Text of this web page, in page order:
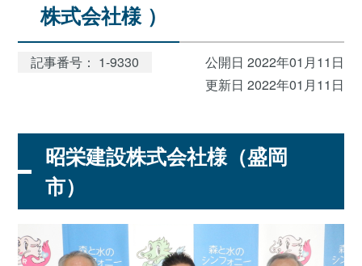
株式会社様 ）
記事番号： 1-9330
公開日 2022年01月11日
更新日 2022年01月11日
昭栄建設株式会社様（盛岡
市）